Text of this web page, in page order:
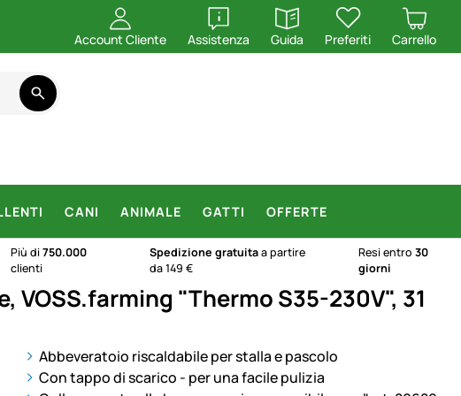
Account Cliente Assistenza
apri
Guida
apri
Preferiti Carrello
CANI ANIMALE GATTI OFFERTE
Più di750.000
clienti
Spedizione gratuitaa partire
da 149 €
Resi entro30
giorni
"Thermo S35-230V", 31
Abbeveratoio riscaldabile per stalla e pascolo
Con tappo di scarico - per una facile pulizia